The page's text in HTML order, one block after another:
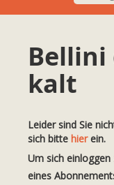
Bellini
kalt
Leider sind Sie
sich bitte hierein.
Um sich
eines